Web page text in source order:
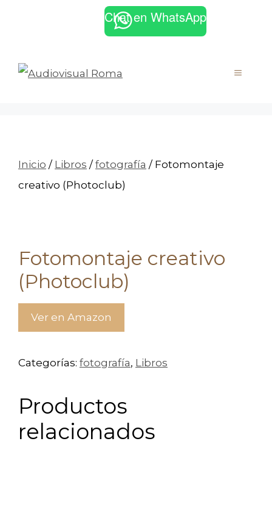
Facebook
Instagram
Chat en WhatsApp
MENÚ
Inicio / Libros / fotografía / Fotomontaje
creativo (Photoclub)
Fotomontaje creativo
(Photoclub)
Ver en Amazon
Categorías: fotografía, Libros
Productos
relacionados